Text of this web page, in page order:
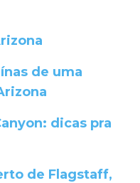
de uma
dicas pra
de Flagstaff,